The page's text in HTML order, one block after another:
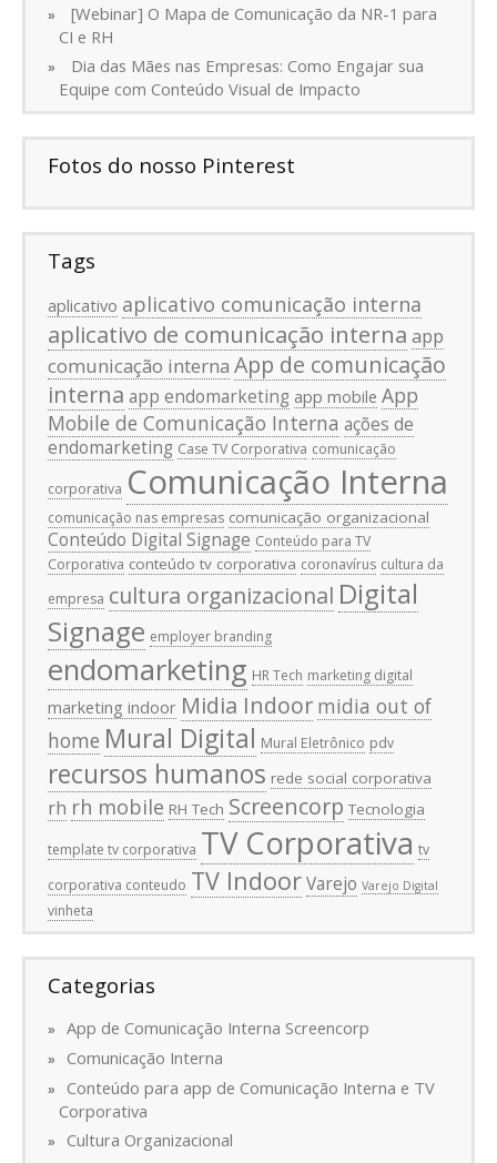
[Webinar] O Mapa de Comunicação da NR-1 para
CI e RH
Dia das Mães nas Empresas: Como Engajar sua
Equipe com Conteúdo Visual de Impacto
Fotos do nosso Pinterest
Tags
aplicativo aplicativo comunicação interna
aplicativo de comunicação interna app
comunicação interna App de comunicação
interna app endomarketing app mobile App
Mobile de Comunicação Interna ações de
endomarketing Case TV Corporativa comunicação
corporativa Comunicação Interna
comunicação nas empresas comunicação organizacional
Conteúdo Digital Signage Conteúdo para TV
Corporativa conteúdo tv corporativa coronavírus cultura da
empresa cultura organizacional Digital
Signage employer branding
endomarketing HR Tech marketing digital
marketing indoor Midia Indoor midia out of
home Mural Digital Mural Eletrônico pdv
recursos humanos rede social corporativa
rh rh mobile RH Tech Screencorp Tecnologia
template tv corporativa TV Corporativa tv
corporativa conteudo TV IndoorVarejo Varejo Digital
vinheta
Categorias
App de Comunicação Interna Screencorp
Comunicação Interna
Conteúdo para app de Comunicação Interna e TV
Corporativa
Cultura Organizacional